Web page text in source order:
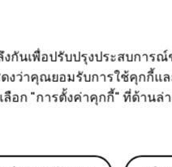
กันเพื่อปรับปรุงประสบกา
งว่าคุณยอมรับการใช้คุกกี้แ
อก "การตั้งค่าคุกกี้" ที่ด้านล่า